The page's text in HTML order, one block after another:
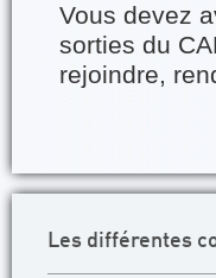
Vous devez
sorties du
rejoindre,
Les différentes